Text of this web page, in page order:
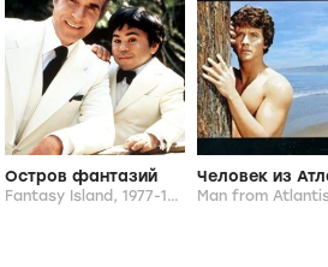
Остров фантазий
Fantasy Island, 1977-1984 Man from